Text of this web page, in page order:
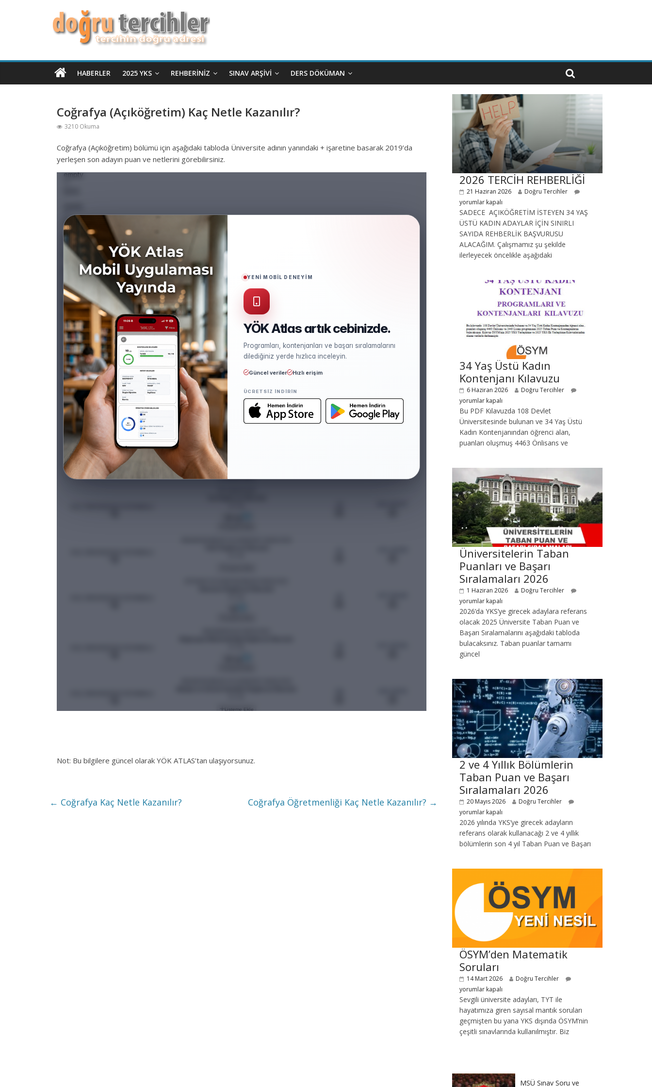
HABERLER 2025 YKS REHBERINIZ SINAV ARŞIVI DERS DÖKÜMAN
Coğrafya (Açıköğretim) Kaç Netle Kazanılır?
3210 Okuma
Coğrafya (Açıköğretim) bölümü için aşağıdaki tabloda Üniversite adının yanındaki + işaretine basarak 2019’da
yerleşen son adayın puan ve netlerini görebilirsiniz.
Not: Bu bilgilere güncel olarak YÖK ATLAS’tan ulaşıyorsunuz.
← Coğrafya Kaç Netle Kazanılır? Coğrafya Öğretmenliği Kaç Netle Kazanılır? →
2026 TERCİH REHBERLİĞİ
21 Haziran 2026
Doğru Tercihler
yorumlar kapalı
SADECE AÇIKÖĞRETİM İSTEYEN 34 YAŞ
ÜSTÜ KADIN ADAYLAR İÇİN SINIRLI
SAYIDA REHBERLİK BAŞVURUSU
ALACAĞIM. Çalışmamız şu şekilde
ilerleyecek öncelikle aşağıdaki
34 Yaş Üstü Kadın
Kontenjanı Kılavuzu
6 Haziran 2026
Doğru Tercihler
yorumlar kapalı
Bu PDF Kılavuzda 108 Devlet
Üniversitesinde bulunan ve 34 Yaş Üstü
Kadın Kontenjanından öğrenci alan,
puanları oluşmuş 4463 Önlisans ve
Üniversitelerin Taban
Puanları ve Başarı
Sıralamaları 2026
1 Haziran 2026
Doğru Tercihler
yorumlar kapalı
2026’da YKS’ye girecek adaylara referans
olacak 2025 Üniversite Taban Puan ve
Başarı Sıralamalarını aşağıdaki tabloda
bulacaksınız. Taban puanlar tamamı
güncel
2 ve 4 Yıllık Bölümlerin
Taban Puan ve Başarı
Sıralamaları 2026
20 Mayıs 2026
Doğru Tercihler
yorumlar kapalı
2026 yılında YKS’ye girecek adayların
referans olarak kullanacağı 2 ve 4 yıllık
bölümlerin son 4 yıl Taban Puan ve Başarı
ÖSYM’den Matematik
Soruları
14 Mart 2026
Doğru Tercihler
yorumlar kapalı
Sevgili üniversite adayları, TYT ile
hayatımıza giren sayısal mantık soruları
geçmişten bu yana YKS dışında ÖSYM’nin
çeşitli sınavlarında kullanılmıştır. Biz
MSÜ Sınav Soru ve